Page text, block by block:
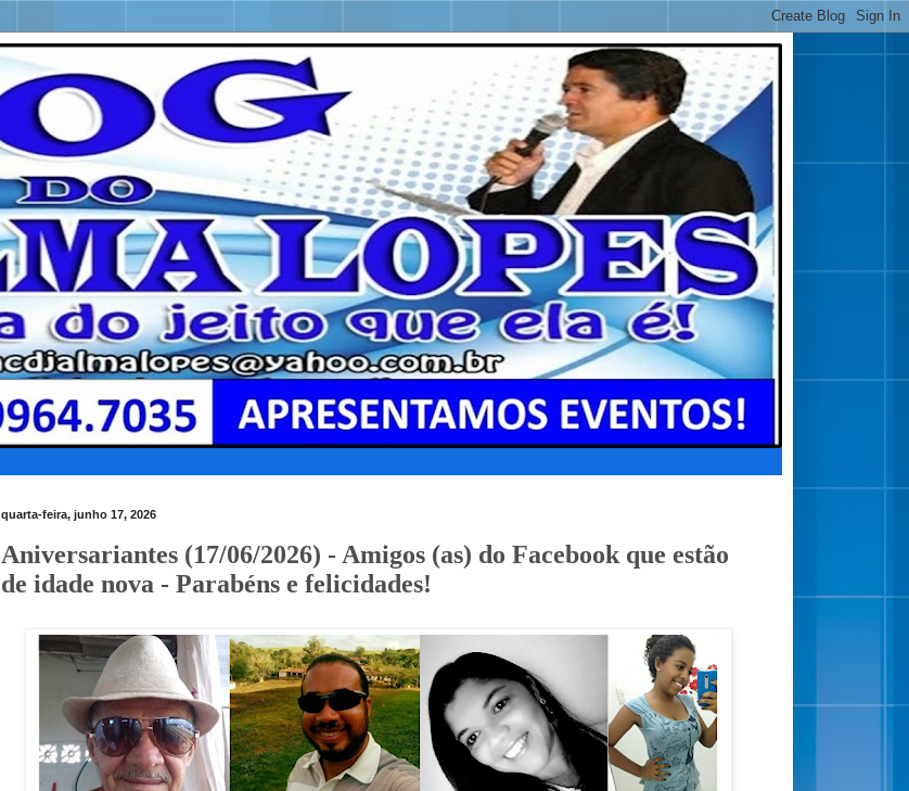
quarta-feira, junho 17, 2026
Aniversariantes (17/06/2026) - Amigos (as) do Facebook que estão
de idade nova - Parabéns e felicidades!